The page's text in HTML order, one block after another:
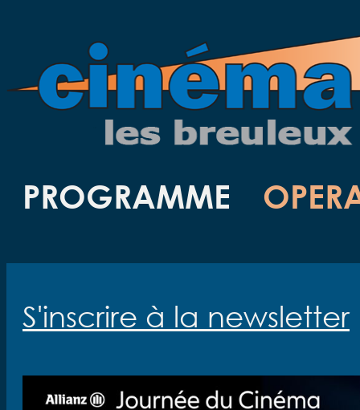
PROGRAMME
S'inscrire à la newsletter